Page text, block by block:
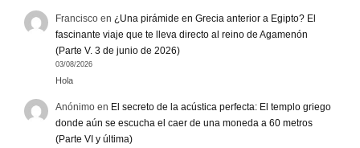
Francisco en ¿Una pirámide en Grecia anterior a Egipto? El
fascinante viaje que te lleva directo al reino de Agamenón
(Parte V. 3 de junio de 2026)
03/08/2026
Hola
Anónimo en El secreto de la acústica perfecta: El templo griego
donde aún se escucha el caer de una moneda a 60 metros
(Parte VI y última)